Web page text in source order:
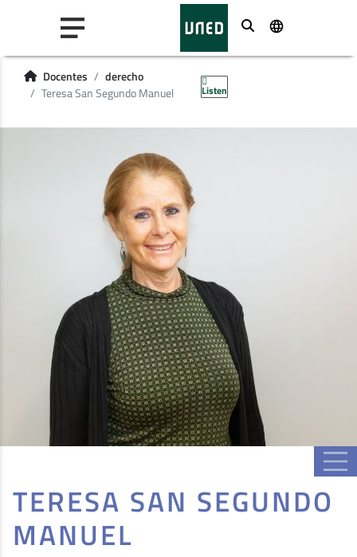
Buscar
Docentes
derecho
Teresa San Segundo Manuel
Listen
TERESA SAN SEGUNDO
MANUEL